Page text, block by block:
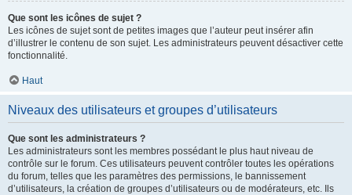
Que sont les icônes de sujet ?
Les icônes de sujet sont de petites images que l’auteur peut insérer afin
d’illustrer le contenu de son sujet. Les administrateurs peuvent désactiver cette
fonctionnalité.
Haut
Niveaux des utilisateurs et groupes d’utilisateurs
Que sont les administrateurs ?
Les administrateurs sont les membres possédant le plus haut niveau de
contrôle sur le forum. Ces utilisateurs peuvent contrôler toutes les opérations
du forum, telles que les paramètres des permissions, le bannissement
d’utilisateurs, la création de groupes d’utilisateurs ou de modérateurs, etc. Ils